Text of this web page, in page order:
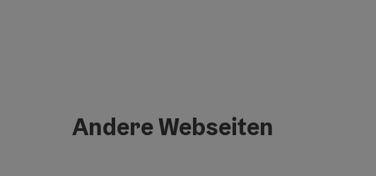
Andere Webseiten